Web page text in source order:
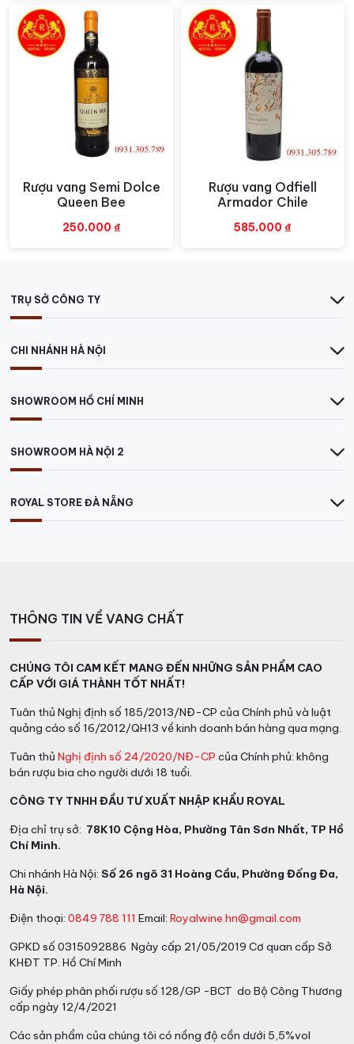
Quý khách có thể đến trực tiếp Công ty hoặc liên
hệ theo số hotline sau:
Tại TP.HCM:78/k10 Cộng Hòa, P.4, Quận Tân Bình
Hotline:
Tại Hà Nội:E3B, Ecohome 1, P. Đông Ngạc, Bắc Từ
Hotline:0849.788.111
Xem nhanh
Rượu vang Semi Dolce
Queen Bee
250.000 ₫
Xem nhanh
Rượu vang Odfiell
Armador Chile
585.000 ₫
TRỤ SỞ CÔNG TY
CHI NHÁNH HÀ NỘI
SHOWROOM HỒ CHÍ MINH
SHOWROOM HÀ NỘI 2
ROYAL STORE ĐÀ NẴNG
THÔNG TIN VỀ VANG CHẤT
CHÚNG TÔI CAM KẾT MANG ĐẾN NHỮNG SẢN PHẨM CAO
CẤP VỚI GIÁ THÀNH TỐT NHẤT!
Tuân thủ Nghị định số 185/2013/NĐ-CP của Chính phủ và luật
quảng cáo số 16/2012/QH13 về kinh doanh bán hàng qua mạng.
Tuân thủ Nghị định số 24/2020/NĐ-CP của Chính phủ: không
bán rượu bia cho người dưới 18 tuổi.
CÔNG TY TNHH ĐẦU TƯ XUẤT NHẬP KHẨU ROYAL
Địa chỉ trụ sở: 78K10 Cộng Hòa, Phường Tân Sơn Nhất, TP Hồ
Chí Minh.
Chi nhánh Hà Nội: Số 26 ngõ 31 Hoàng Cầu, Phường Đống Đa,
Hà Nội.
Điện thoại: 0849 788 111 Email: Royalwine.hn@gmail.com
GPKD số 0315092886 Ngày cấp 21/05/2019 Cơ quan cấp Sở
KHĐT TP. Hồ Chí Minh
Giấy phép phân phối rượu số 128/GP -BCT do Bộ Công Thương
cấp ngày 12/4/2021
Các sản phẩm của chúng tôi có nồng độ cồn dưới 5,5%vol